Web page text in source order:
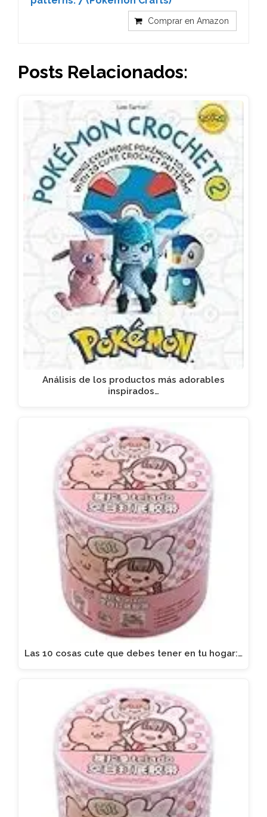
Comprar en Amazon
Posts Relacionados:
Análisis de los productos más adorables
inspirados…
Las 10 cosas cute que debes tener en tu hogar:…